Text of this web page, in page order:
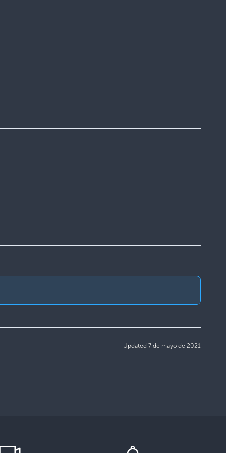
Updated 7 de mayo de 2021